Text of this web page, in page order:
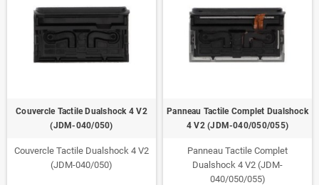
Couvercle Tactile Dualshock 4 V2
(JDM-040/050)
Couvercle Tactile Dualshock 4 V2
(JDM-040/050)
Panneau Tactile Complet Dualshock
4 V2 (JDM-040/050/055)
Panneau Tactile Complet
Dualshock 4 V2 (JDM-
040/050/055)